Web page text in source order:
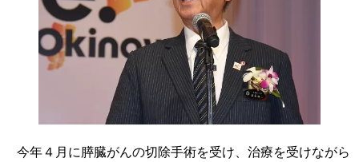
今年４月に膵臓がんの切除手術を受け、治療を受けながら